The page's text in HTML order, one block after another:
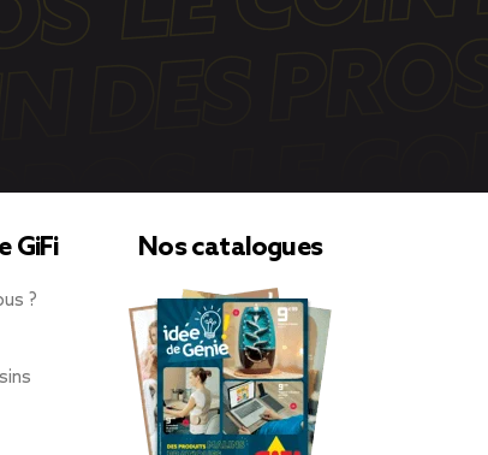
GiFi
?
Nos catalogues